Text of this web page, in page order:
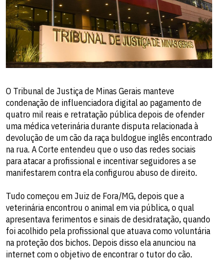
O Tribunal de Justiça de Minas Gerais manteve
condenação de influenciadora digital ao pagamento de
quatro mil reais e retratação pública depois de ofender
uma médica veterinária durante disputa relacionada à
devolução de um cão da raça buldogue inglês encontrado
na rua. A Corte entendeu que o uso das redes sociais
para atacar a profissional e incentivar seguidores a se
manifestarem contra ela configurou abuso de direito.
Tudo começou em Juiz de Fora/MG, depois que a
veterinária encontrou o animal em via pública, o qual
apresentava ferimentos e sinais de desidratação, quando
foi acolhido pela profissional que atuava como voluntária
na proteção dos bichos. Depois disso ela anunciou na
internet com o objetivo de encontrar o tutor do cão.